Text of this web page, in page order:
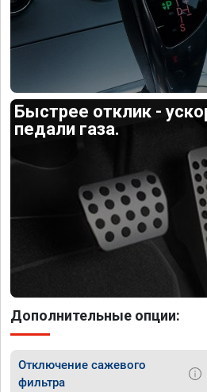
Быстрее отклик -
педали газа.
Дополнительные опции:
Отключение сажевого
фильтра